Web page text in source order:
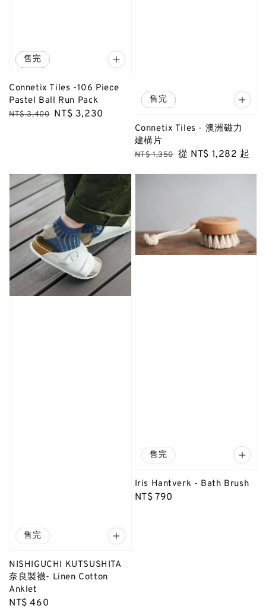
優惠
售完
Connetix Tiles -106 Piece
Pastel Ball Run Pack
Regular
NT$ 3,400 Sale
NT$ 3,230
優惠
售完
Connetix Tiles - 澳洲磁力
建構片
Regular
NT$ 1,350 Sale
從 NT$ 1,282 起
售完
NISHIGUCHI KUTSUSHITA
奈良製襪- Linen Cotton
Anklet
Regular
NT$ 460
售完
Iris Hantverk - Bath Brush
Regular
NT$ 790